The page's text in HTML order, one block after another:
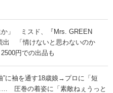
か」 ミスド、『Mrs. GREEN
出 「情けないと思わないのか
円での出品も
”に袖を通す18歳娘→プロに「短
圧巻の着姿に「素敵ねぇうっと